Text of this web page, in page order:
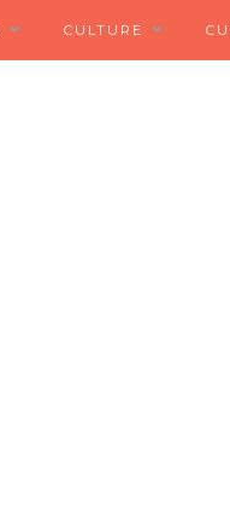
CULTURE